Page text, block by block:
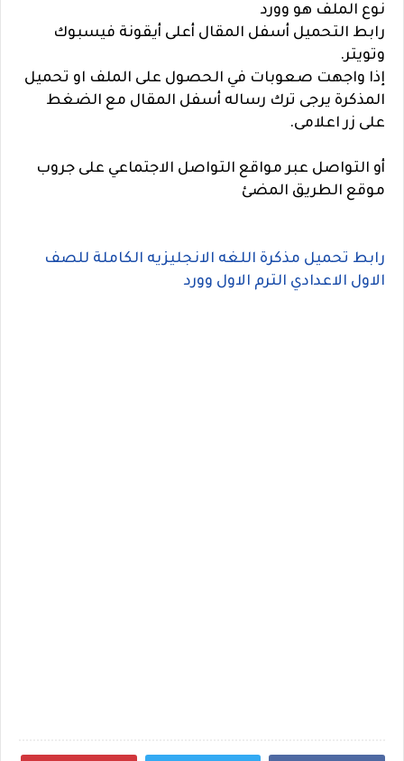
نوع الملف هو وورد
رابط التحميل أسفل المقال أعلى أيقونة فيسبوك
وتويتر.
إذا واجهت صعوبات في الحصول على الملف او تحميل
المذكرة يرجى ترك رساله أسفل المقال مع الضغط
على زر اعلامى.
أو التواصل عبر مواقع التواصل الاجتماعي على جروب
موقع الطريق المضئ
رابط تحميل مذكرة اللغه الانجليزيه الكاملة للصف
الاول الاعدادي الترم الاول وورد